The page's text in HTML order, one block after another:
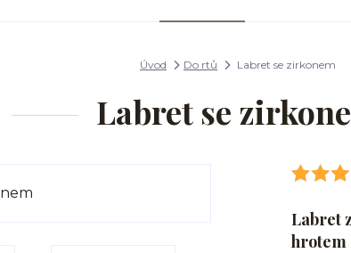
Úvod Do rtů Labret se zirkonem
Labret se
Labret
hrotem